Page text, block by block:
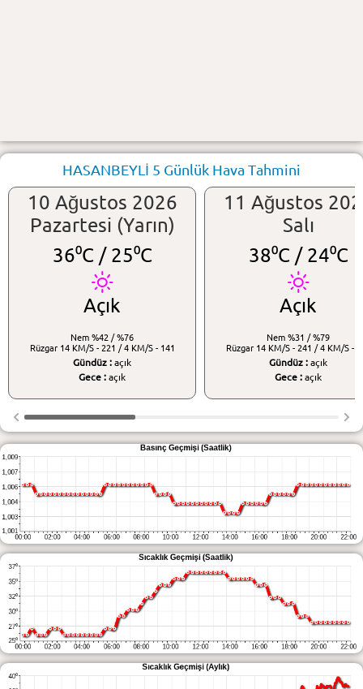
HASANBEYLİ 5 Günlük Hava Tahmini
10 Ağustos 2026
Pazartesi (Yarın)
36⁰C /25⁰C
Açık
Nem %42 / %76
Rüzgar 14 KM/S - 221 / 4 KM/S - 141
Gündüz : açık
Gece : açık
11 Ağustos
Salı
38⁰C /24⁰C
Açık
Nem %31 / %79
Rüzgar 14 KM/S - 241 / 4 KM/S -
Gündüz : açık
Gece : açık